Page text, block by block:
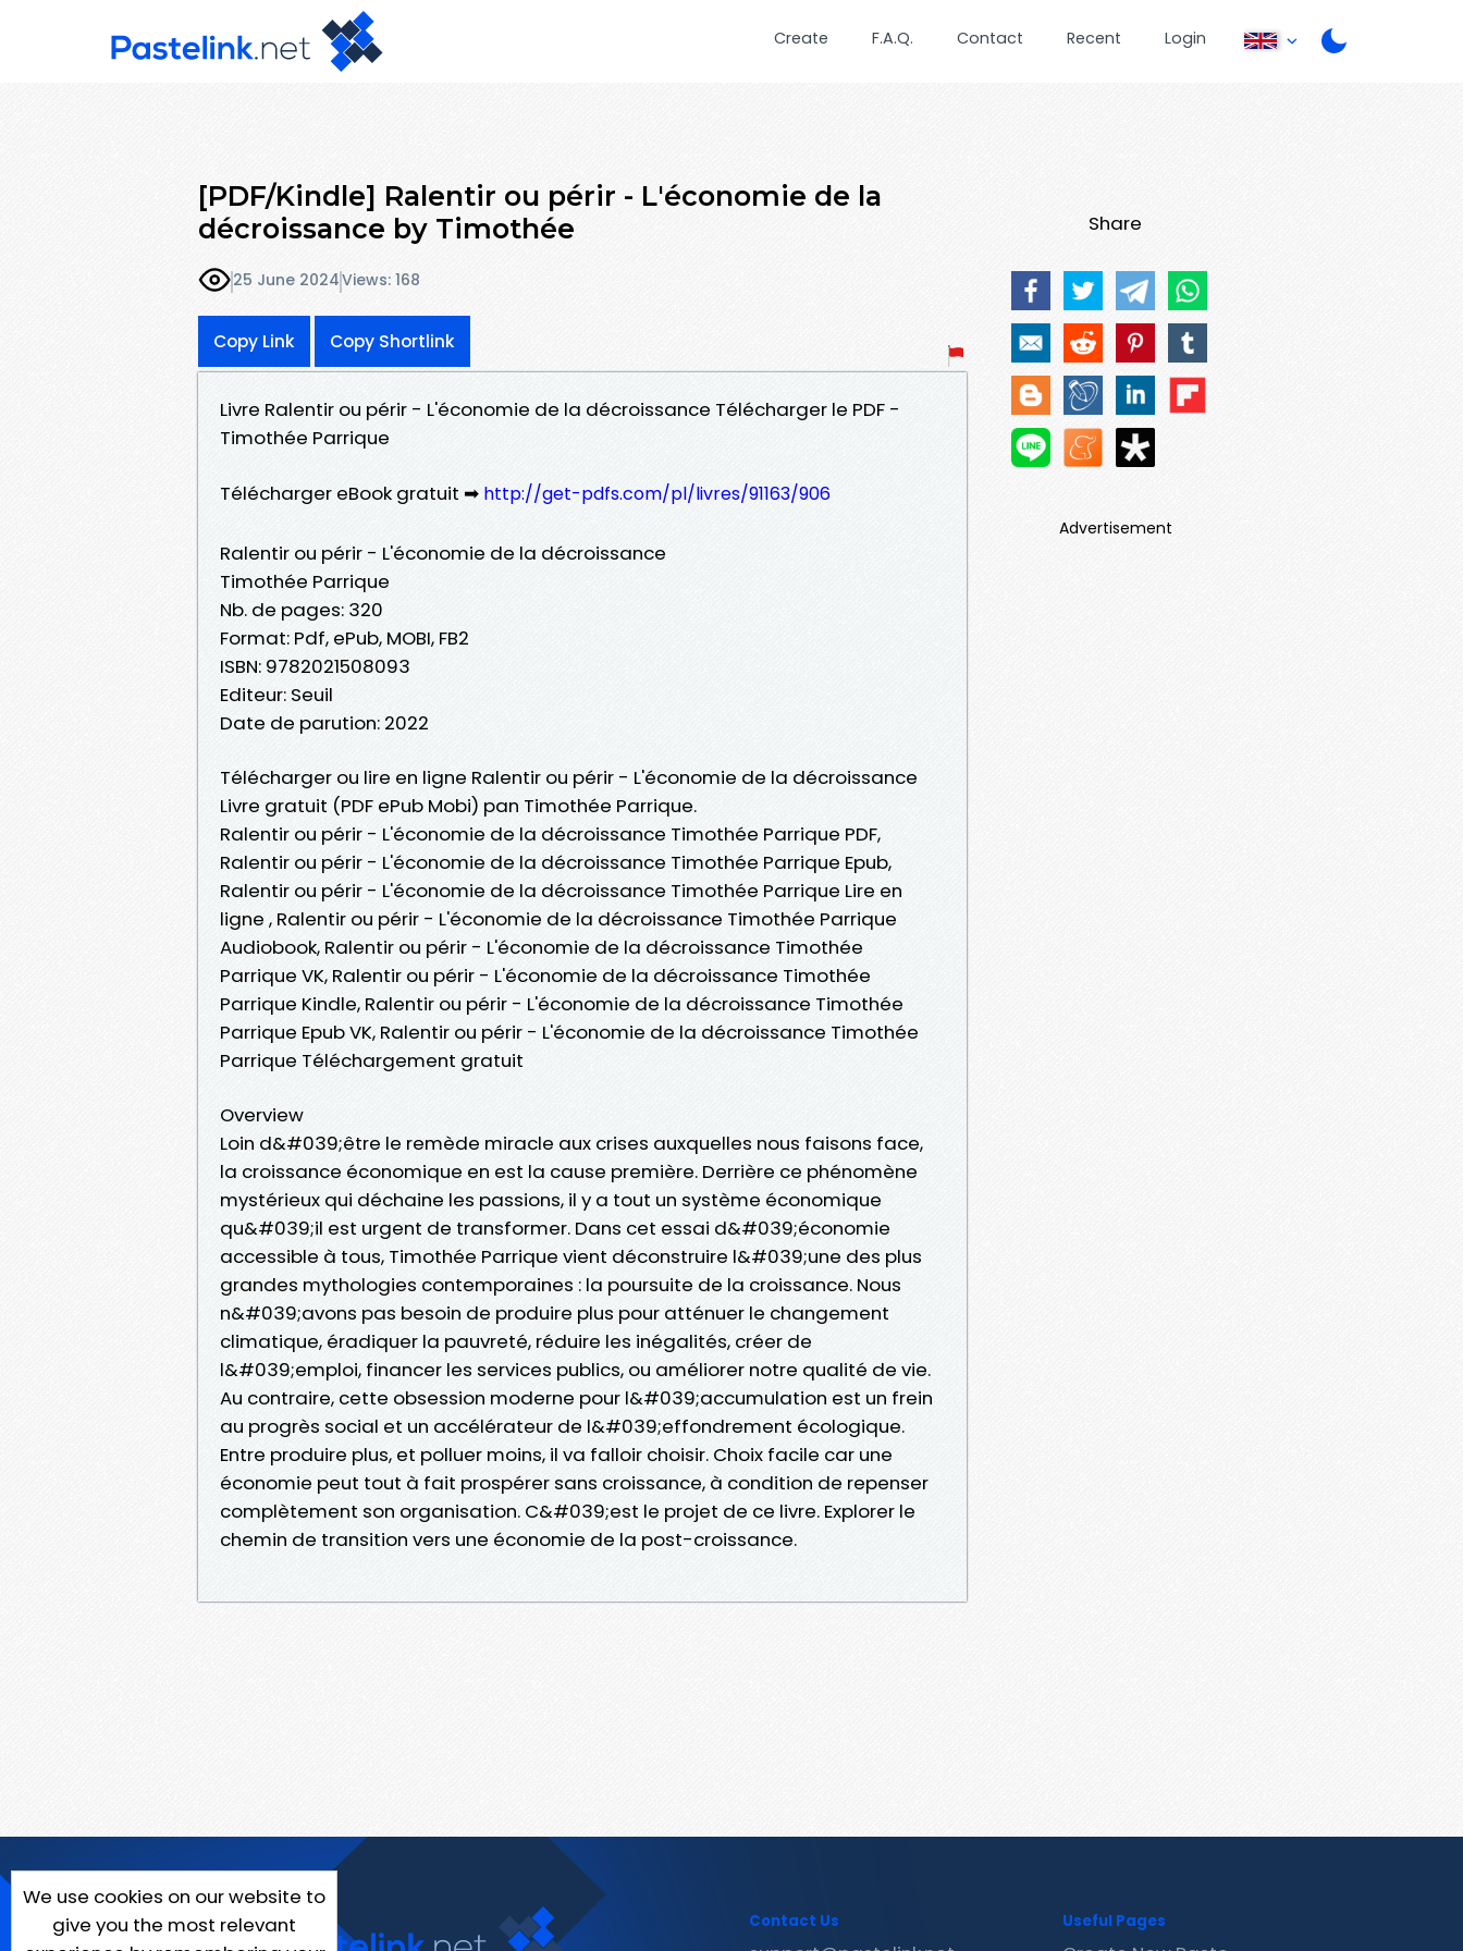
Create F.A.Q. Contact Recent Login
[PDF/Kindle] Ralentir ou périr - L'économie de la
décroissance by Timothée
25 June 2024Views: 168
Copy Link Copy Shortlink
Livre Ralentir ou périr - L'économie de la décroissance Télécharger le PDF -
Timothée Parrique
Télécharger eBook gratuit ➡ http://get-pdfs.com/pl/livres/91163/906
Ralentir ou périr - L'économie de la décroissance
Timothée Parrique
Nb. de pages: 320
Format: Pdf, ePub, MOBI, FB2
ISBN: 9782021508093
Editeur: Seuil
Date de parution: 2022
Télécharger ou lire en ligne Ralentir ou périr - L'économie de la décroissance
Livre gratuit (PDF ePub Mobi) pan Timothée Parrique.
Ralentir ou périr - L'économie de la décroissance Timothée Parrique PDF,
Ralentir ou périr - L'économie de la décroissance Timothée Parrique Epub,
Ralentir ou périr - L'économie de la décroissance Timothée Parrique Lire en
ligne , Ralentir ou périr - L'économie de la décroissance Timothée Parrique
Audiobook, Ralentir ou périr - L'économie de la décroissance Timothée
Parrique VK, Ralentir ou périr - L'économie de la décroissance Timothée
Parrique Kindle, Ralentir ou périr - L'économie de la décroissance Timothée
Parrique Epub VK, Ralentir ou périr - L'économie de la décroissance Timothée
Parrique Téléchargement gratuit
Overview
Loin d&#039;être le remède miracle aux crises auxquelles nous faisons face,
la croissance économique en est la cause première. Derrière ce phénomène
mystérieux qui déchaine les passions, il y a tout un système économique
qu&#039;il est urgent de transformer. Dans cet essai d&#039;économie
accessible à tous, Timothée Parrique vient déconstruire l&#039;une des plus
grandes mythologies contemporaines : la poursuite de la croissance. Nous
n&#039;avons pas besoin de produire plus pour atténuer le changement
climatique, éradiquer la pauvreté, réduire les inégalités, créer de
l&#039;emploi, financer les services publics, ou améliorer notre qualité de vie.
Au contraire, cette obsession moderne pour l&#039;accumulation est un frein
au progrès social et un accélérateur de l&#039;effondrement écologique.
Entre produire plus, et polluer moins, il va falloir choisir. Choix facile car une
économie peut tout à fait prospérer sans croissance, à condition de repenser
complètement son organisation. C&#039;est le projet de ce livre. Explorer le
chemin de transition vers une économie de la post-croissance.
Share
Advertisement
We use cookies on our website to
give you the most relevant
Contact Us Useful Pages